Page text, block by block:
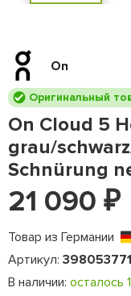
On
Оригинальный
On Cloud 5
grau/
Schnürung
21 090 ₽
Товар из Германии
Артикул:
В наличии: осталось